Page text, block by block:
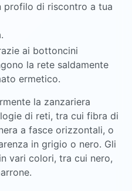
profilo di riscontro a tua
ai bottoncini
la rete saldamente
ermetico.
la zanzariera
di reti, tra cui fibra di
a fasce orizzontali, o
in grigio o nero. Gli
vari colori, tra cui nero,